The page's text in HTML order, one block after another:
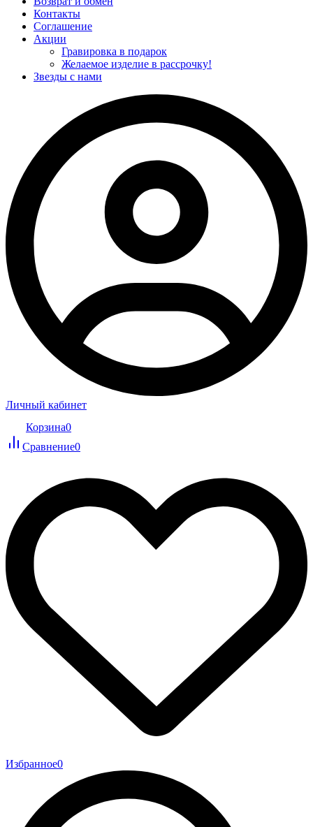
Контакты
Соглашение
Акции
Гравировка в подарок
Желаемое изделие в рассрочку!
Звезды с нами
Личный кабинет
Корзина0
Сравнение0
Избранное0